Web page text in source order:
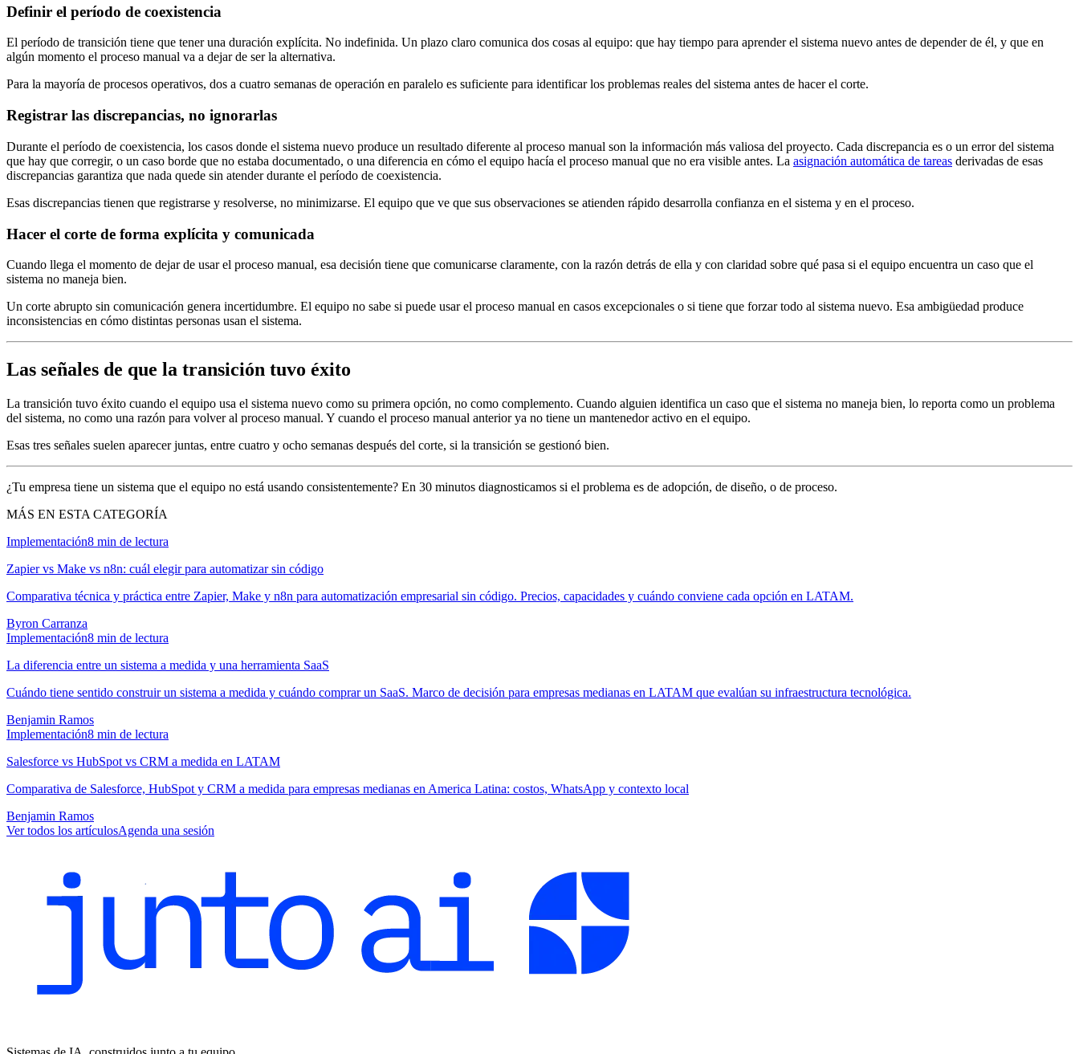
Definir el período de coexistencia
El período de transición tiene que tener una duración explícita. No indefinida. Un plazo claro comunica dos cosas al equipo: que hay tiempo para aprender el sistema nuevo antes de depender de él, y que en
algún momento el proceso manual va a dejar de ser la alternativa.
Para la mayoría de procesos operativos, dos a cuatro semanas de operación en paralelo es suficiente para identificar los problemas reales del sistema antes de hacer el corte.
Registrar las discrepancias, no ignorarlas
Durante el período de coexistencia, los casos donde el sistema nuevo produce un resultado diferente al proceso manual son la información más valiosa del proyecto. Cada discrepancia es o un error del sistema
que hay que corregir, o un caso borde que no estaba documentado, o una diferencia en cómo el equipo hacía el proceso manual que no era visible antes. La asignación automática de tareas derivadas de esas
discrepancias garantiza que nada quede sin atender durante el período de coexistencia.
Esas discrepancias tienen que registrarse y resolverse, no minimizarse. El equipo que ve que sus observaciones se atienden rápido desarrolla confianza en el sistema y en el proceso.
Hacer el corte de forma explícita y comunicada
Cuando llega el momento de dejar de usar el proceso manual, esa decisión tiene que comunicarse claramente, con la razón detrás de ella y con claridad sobre qué pasa si el equipo encuentra un caso que el
sistema no maneja bien.
Un corte abrupto sin comunicación genera incertidumbre. El equipo no sabe si puede usar el proceso manual en casos excepcionales o si tiene que forzar todo al sistema nuevo. Esa ambigüedad produce
inconsistencias en cómo distintas personas usan el sistema.
Las señales de que la transición tuvo éxito
La transición tuvo éxito cuando el equipo usa el sistema nuevo como su primera opción, no como complemento. Cuando alguien identifica un caso que el sistema no maneja bien, lo reporta como un problema
del sistema, no como una razón para volver al proceso manual. Y cuando el proceso manual anterior ya no tiene un mantenedor activo en el equipo.
Esas tres señales suelen aparecer juntas, entre cuatro y ocho semanas después del corte, si la transición se gestionó bien.
¿Tu empresa tiene un sistema que el equipo no está usando consistentemente? En 30 minutos diagnosticamos si el problema es de adopción, de diseño, o de proceso.
MÁS EN ESTA CATEGORÍA
Implementación8 min de lectura
Zapier vs Make vs n8n: cuál elegir para automatizar sin código
Comparativa técnica y práctica entre Zapier, Make y n8n para automatización empresarial sin código. Precios, capacidades y cuándo conviene cada opción en LATAM.
Byron Carranza
Implementación8 min de lectura
La diferencia entre un sistema a medida y una herramienta SaaS
Cuándo tiene sentido construir un sistema a medida y cuándo comprar un SaaS. Marco de decisión para empresas medianas en LATAM que evalúan su infraestructura tecnológica.
Benjamin Ramos
Implementación8 min de lectura
Salesforce vs HubSpot vs CRM a medida en LATAM
Comparativa de Salesforce, HubSpot y CRM a medida para empresas medianas en America Latina: costos, WhatsApp y contexto local
Benjamin Ramos
Ver todos los artículosAgenda una sesión